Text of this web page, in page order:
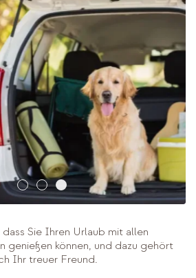
Sie Ihren Urlaub mit allen
genießen können, und dazu gehört
Ihr treuer Freund.